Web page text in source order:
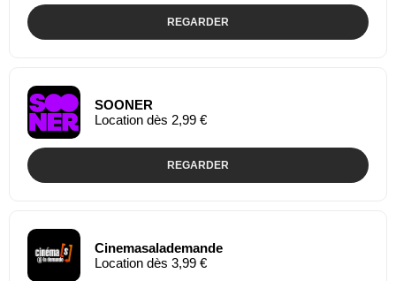
REGARDER
SOONER
Location dès 2,99 €
REGARDER
Cinemasalademande
Location dès 3,99 €